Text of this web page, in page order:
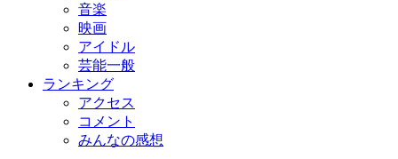
音楽
映画
アイドル
芸能一般
ランキング
アクセス
コメント
みんなの感想